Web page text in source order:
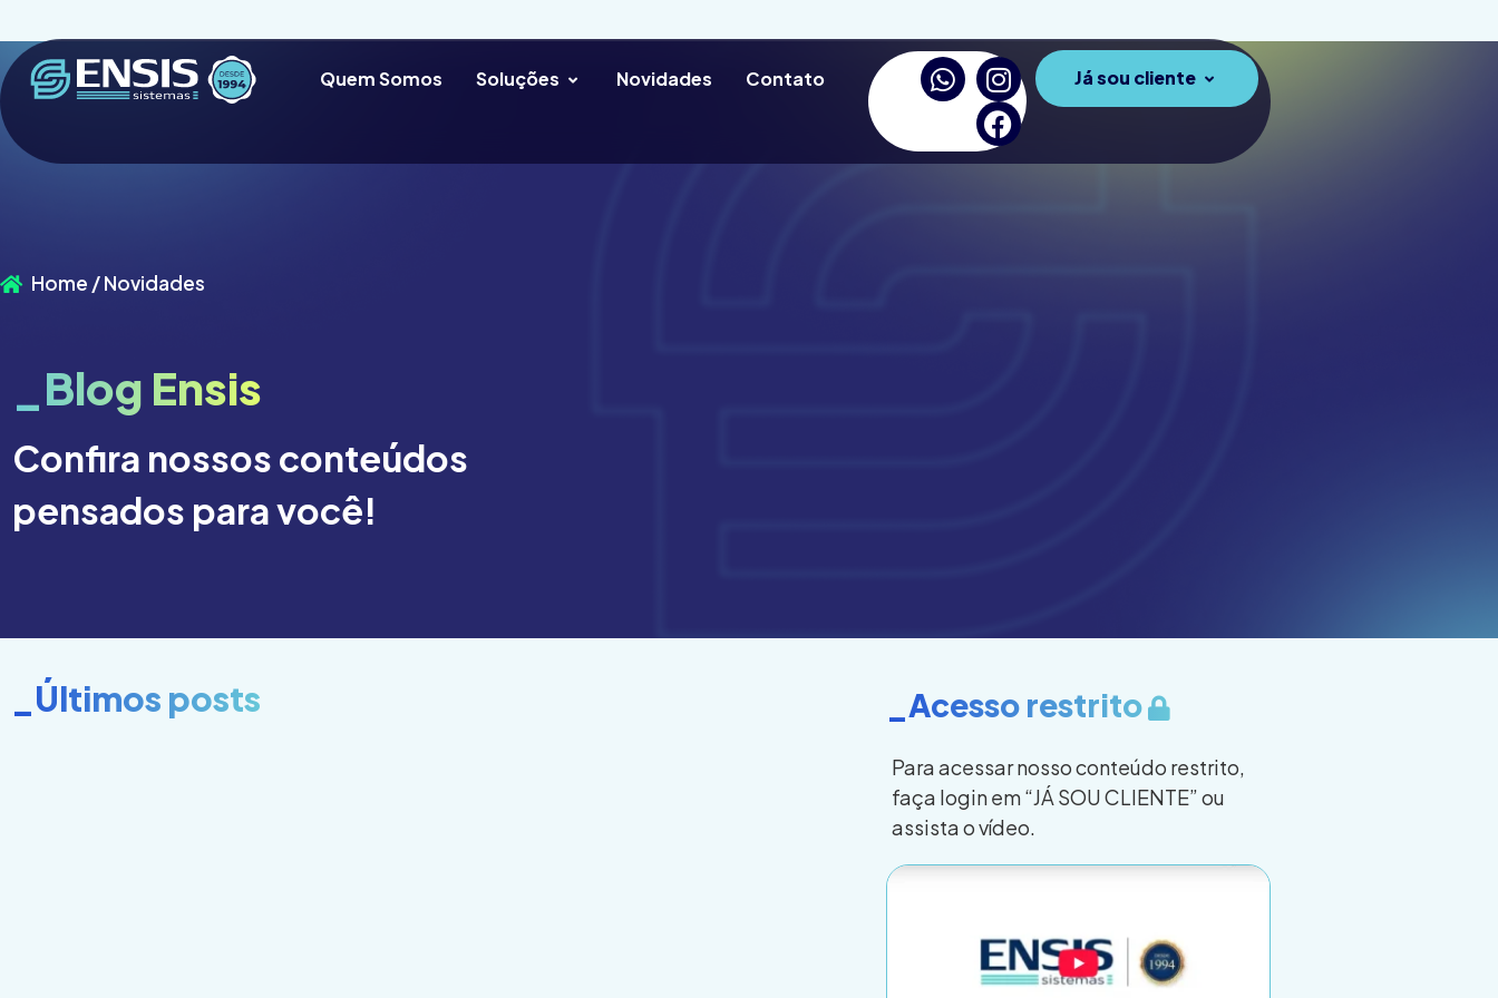
Quem Somos Soluções Novidades Contato Já sou cliente
Home / Novidades
_Blog Ensis
Confira nossos conteúdos
pensados para você!
_Últimos posts _Acesso restrito
Para acessar nosso conteúdo restrito,
faça login em “JÁ SOU CLIENTE” ou
assista o vídeo.